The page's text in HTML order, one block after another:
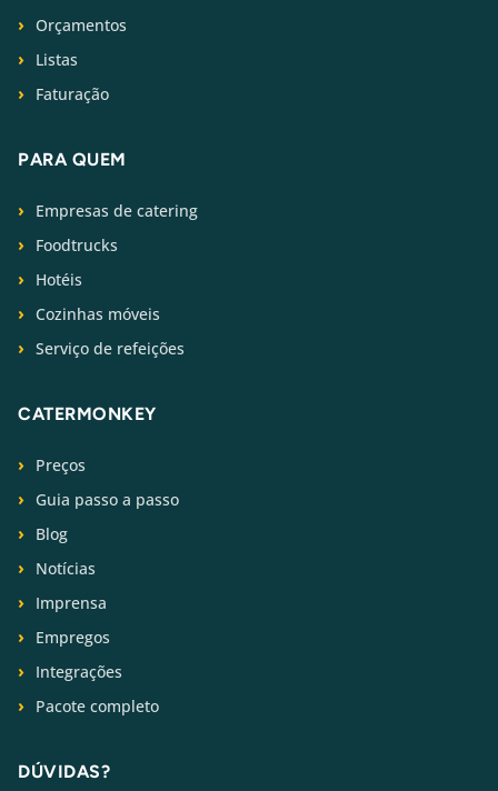
Orçamentos
Listas
Faturação
PARA QUEM
Empresas de catering
Foodtrucks
Hotéis
Cozinhas móveis
Serviço de refeições
CATERMONKEY
Preços
Guia passo a passo
Blog
Notícias
Imprensa
Empregos
Integrações
Pacote completo
DÚVIDAS?